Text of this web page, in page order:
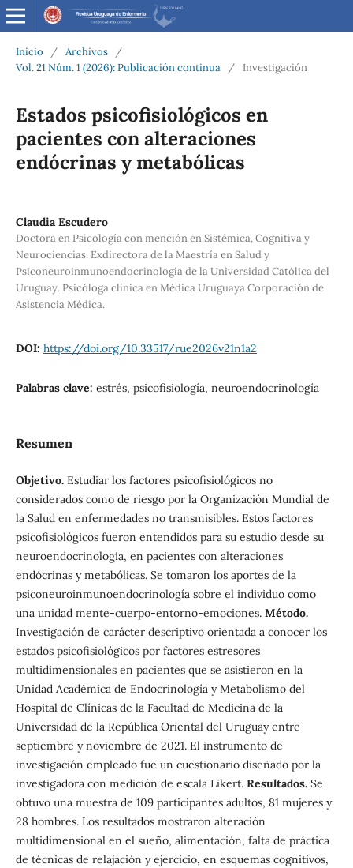
Inicio / Archivos
/
Vol. 21 Núm. 1 (2026): Publicación continua
/ Investigación
Estados psicofisiológicos en
pacientes con alteraciones
endócrinas y metabólicas
Claudia Escudero
Doctora en Psicología con mención en Sistémica, Cognitiva y
Neurociencias. Exdirectora de la Maestría en Salud y
Psiconeuroinmunoendocrinología de la Universidad Católica del
Uruguay. Psicóloga clínica en Médica Uruguaya Corporación de
Asistencia Médica.
DOI: https://doi.org/10.33517/rue2026v21n1a2
Palabras clave: estrés, psicofisiología, neuroendocrinología
Resumen
Objetivo.Estudiar los factores psicofisiológicos no
considerados como de riesgo por la Organización Mundial de
la Salud en enfermedades no transmisibles. Estos factores
psicofisiológicos fueron entendidos para su estudio desde su
neuroendocrinología, en pacientes con alteraciones
endócrinas y metabólicas. Se tomaron los aportes de la
psiconeuroinmunoendocrinología sobre el individuo como
una unidad mente-cuerpo-entorno-emociones. Método.
Investigación de carácter descriptivo orientada a conocer los
estados psicofisiológicos por factores estresores
multidimensionales en pacientes que se asistieron en la
Unidad Académica de Endocrinología y Metabolismo del
Hospital de Clínicas de la Facultad de Medicina de la
Universidad de la República Oriental del Uruguay entre
septiembre y noviembre de 2021. El instrumento de
investigación empleado fue un cuestionario diseñado por la
investigadora con medición de escala Likert. Resultados.Se
obtuvo una muestra de 109 participantes adultos, 81 mujeres y
28 hombres. Los resultados mostraron alteración
multidimensional en el sueño, alimentación, falta de práctica
de técnicas de relajación y ejercicio, en esquemas cognitivos,